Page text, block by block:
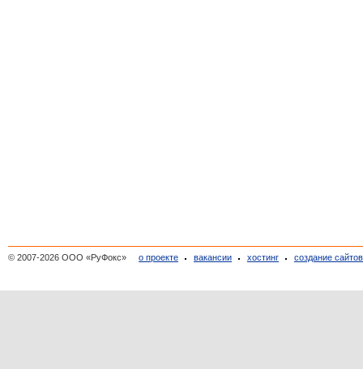
© 2007-2026 ООО «РуФокс» о проекте вакансии хостинг создание сайтов